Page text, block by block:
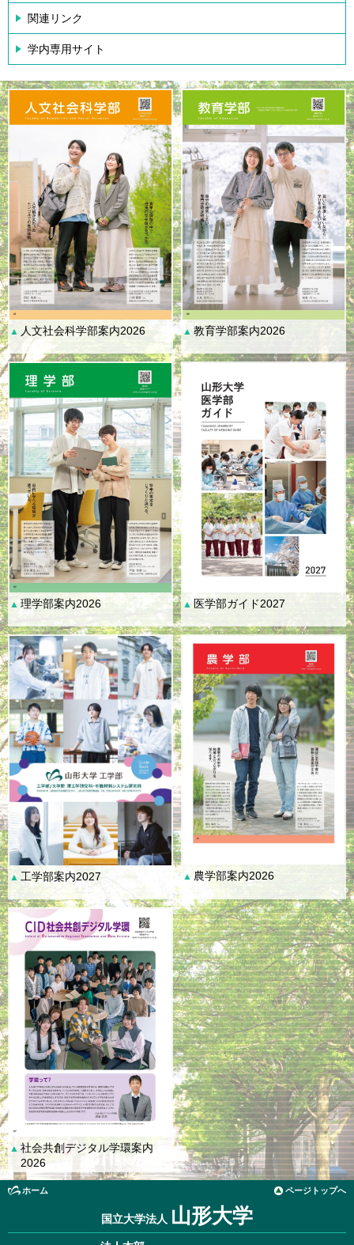
関連リンク
学内専用サイト
▲ 人文社会科学部案内2026 ▲ 教育学部案内2026
▲理学部案内2026 ▲ 医学部ガイド2027
▲ 工学部案内2027 ▲ 農学部案内2026
▲ 社会共創デジタル学環案内
2026
ホーム ページトップへ
国立大学法人 山形大学